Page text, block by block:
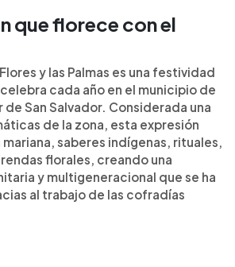
que florece con el
y las Palmas es una festividad
cada año en el municipio de
de San Salvador. Considerada una
de la zona, esta expresión
saberes indígenas, rituales,
florales, creando una
y multigeneracional que se ha
al trabajo de las cofradías